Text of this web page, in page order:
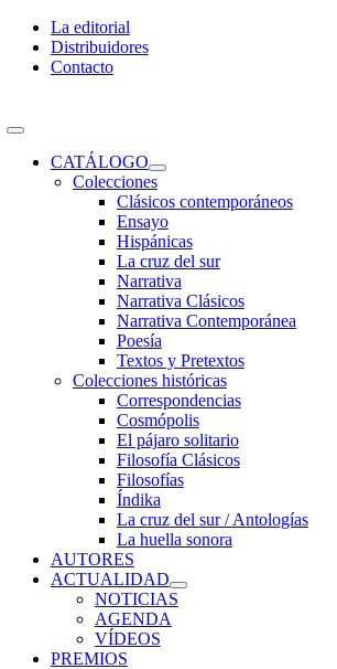
Skip
content
La editorial
Distribuidores
Contacto
Toggle
NavigationCATÁLOGO
Colecciones
Clásicos contemporáneos
Ensayo
Hispánicas
La cruz del sur
Narrativa
Narrativa Clásicos
Narrativa Contemporánea
Poesía
Textos y Pretextos
Colecciones históricas
Correspondencias
Cosmópolis
El pájaro solitario
Filosofía Clásicos
Filosofías
Índika
La cruz del sur / Antologías
La huella sonora
AUTORES
ACTUALIDAD
NOTICIAS
AGENDA
VÍDEOS
PREMIOS